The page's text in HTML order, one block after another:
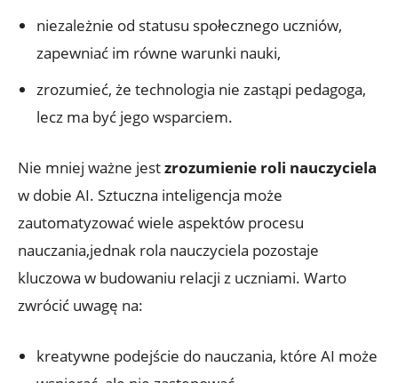
niezależnie od statusu społecznego uczniów,
zapewniać im równe warunki nauki,
zrozumieć, że technologia nie zastąpi pedagoga,
lecz ma być jego wsparciem.
Nie mniej ważne jestzrozumienie roli nauczyciela
w dobie AI. Sztuczna inteligencja może
zautomatyzować wiele aspektów procesu
nauczania,jednak rola nauczyciela pozostaje
kluczowa w budowaniu relacji z uczniami. Warto
zwrócić uwagę na:
kreatywne podejście do nauczania, które AI może